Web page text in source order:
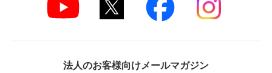
法人のお客様向けメールマガジン